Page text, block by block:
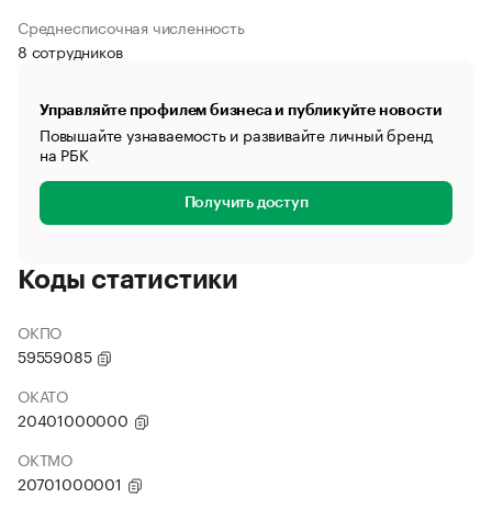
Среднесписочная численность
8 сотрудников
Управляйте профилем бизнеса и публикуйте новости
Повышайте узнаваемость и развивайте личный бренд
на РБК
Получить доступ
Коды статистики
ОКПО
59559085
ОКАТО
20401000000
ОКТМО
20701000001